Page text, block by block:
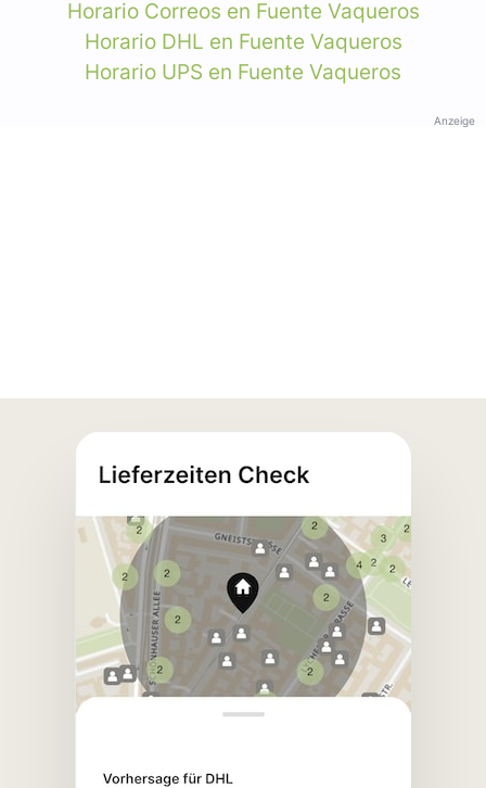
Horario Correos en Fuente Vaqueros
Horario DHL en Fuente Vaqueros
Horario UPS en Fuente Vaqueros
Anzeige